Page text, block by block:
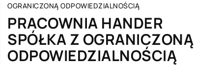
OGRANICZONĄ ODPOWIEDZIALNOŚCIĄ
PRACOWNIA HANDER
SPÓŁKA Z OGRANICZONĄ
ODPOWIEDZIALNOŚCIĄ